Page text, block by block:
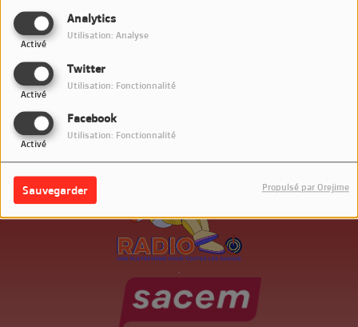
Analytics
Activé
Utilisation: Analyse
Twitter
Activé
Utilisation: Fonctionnalité
Facebook
Activé
Utilisation: Fonctionnalité
Sauvegarder Propulsé par Orejime
.